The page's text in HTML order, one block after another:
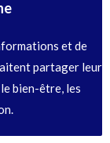
et de
partager leur
bien-être, les